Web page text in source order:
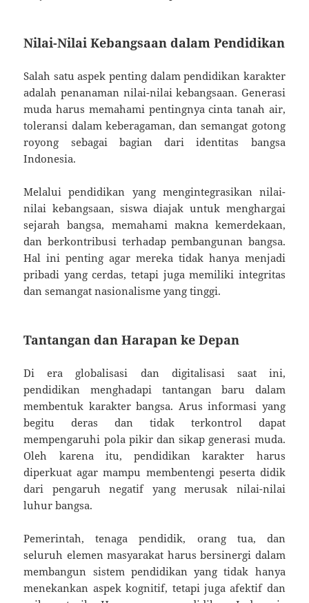
Nilai-Nilai Kebangsaan dalam Pendidikan
Salah satu aspek penting dalam pendidikan karakter
adalah penanaman nilai-nilai kebangsaan. Generasi
muda harus memahami pentingnya cinta tanah air,
toleransi dalam keberagaman, dan semangat gotong
royong sebagai bagian dari identitas bangsa
Indonesia.
Melalui pendidikan yang mengintegrasikan nilai-
nilai kebangsaan, siswa diajak untuk menghargai
sejarah bangsa, memahami makna kemerdekaan,
dan berkontribusi terhadap pembangunan bangsa.
Hal ini penting agar mereka tidak hanya menjadi
pribadi yang cerdas, tetapi juga memiliki integritas
dan semangat nasionalisme yang tinggi.
Tantangan dan Harapan ke Depan
Di era globalisasi dan digitalisasi saat ini,
pendidikan menghadapi tantangan baru dalam
membentuk karakter bangsa. Arus informasi yang
begitu deras dan tidak terkontrol dapat
mempengaruhi pola pikir dan sikap generasi muda.
Oleh karena itu, pendidikan karakter harus
diperkuat agar mampu membentengi peserta didik
dari pengaruh negatif yang merusak nilai-nilai
luhur bangsa.
Pemerintah, tenaga pendidik, orang tua, dan
seluruh elemen masyarakat harus bersinergi dalam
membangun sistem pendidikan yang tidak hanya
menekankan aspek kognitif, tetapi juga afektif dan